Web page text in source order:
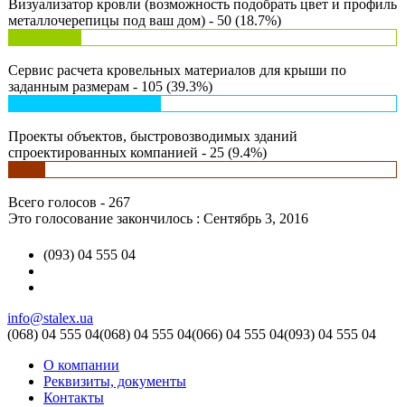
Визуализатор кровли (возможность подобрать цвет и профиль
металлочерепицы под ваш дом) - 50 (18.7%)
Сервис расчета кровельных материалов для крыши по
заданным размерам - 105 (39.3%)
Проекты объектов, быстровозводимых зданий
спроектированных компанией - 25 (9.4%)
Всего голосов - 267
Это голосование закончилось : Сентябрь 3, 2016
(093) 04 555 04
info@stalex.ua
(068) 04 555 04(068) 04 555 04(066) 04 555 04(093) 04 555 04
О компании
Реквизиты, документы
Контакты